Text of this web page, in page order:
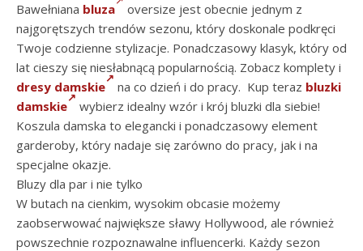
Bawełniana bluza
oversize jest obecnie jednym z
najgorętszych trendów sezonu, który doskonale podkręci
Twoje codzienne stylizacje. Ponadczasowy klasyk, który od
lat cieszy się niesłabnącą popularnością. Zobacz komplety i
dresy damskie
na co dzień i do pracy. Kup teraz bluzki
damskie
wybierz idealny wzór i krój bluzki dla siebie!
Koszula damska to elegancki i ponadczasowy element
garderoby, który nadaje się zarówno do pracy, jak i na
specjalne okazje.
Bluzy dla par i nie tylko
W butach na cienkim, wysokim obcasie możemy
zaobserwować największe sławy Hollywood, ale również
powszechnie rozpoznawalne influencerki. Każdy sezon